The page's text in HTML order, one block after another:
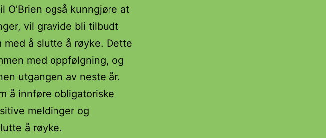
O’Brien også kunngjøre at
vil gravide bli tilbudt
å slutte å røyke. Dette
med oppfølgning, og
utgangen av neste år.
å innføre obligatoriske
meldinger og
å røyke.